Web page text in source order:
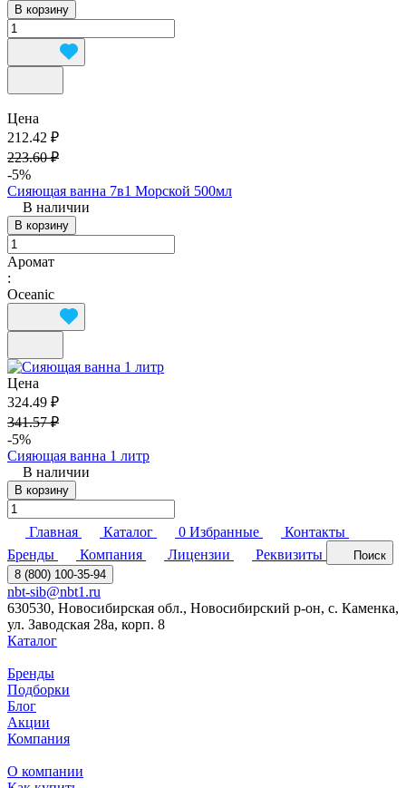
В корзину
Цена
212.42 ₽
223.60 ₽
-5%
Сияющая ванна 7в1 Морской 500мл
В наличии
В корзину
Аромат
:
Oceanic
Цена
324.49 ₽
341.57 ₽
-5%
Сияющая ванна 1 литр
В наличии
В корзину
Главная Каталог 0 Избранные
Контакты
Бренды
Компания Лицензии Реквизиты
Поиск
8 (800) 100-35-94
nbt-sib@nbt1.ru
630530, Новосибирская обл., Новосибирский р-он, с. Каменка,
ул. Заводская 28а, корп. 8
Каталог
Бренды
Подборки
Блог
Акции
Компания
О компании